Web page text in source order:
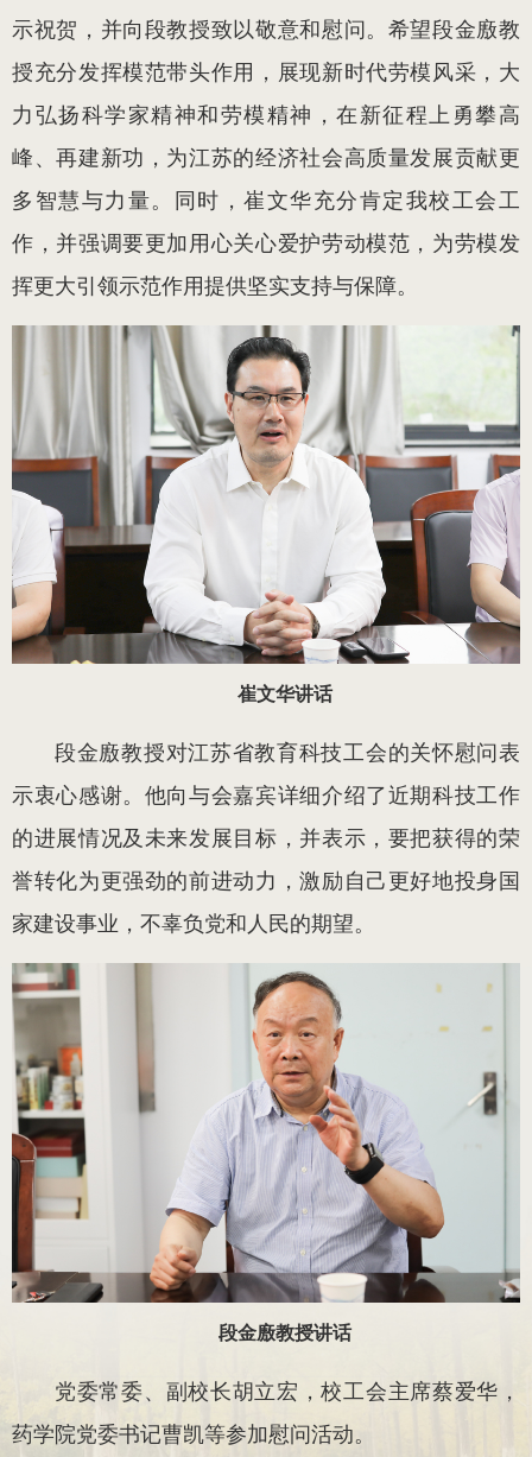
示祝贺，并向段教授致以敬意和慰问。希望段金廒教
授充分发挥模范带头作用，展现新时代劳模风采，大
力弘扬科学家精神和劳模精神，在新征程上勇攀高
峰、再建新功，为江苏的经济社会高质量发展贡献更
多智慧与力量。同时，崔文华充分肯定我校工会工
作，并强调要更加用心关心爱护劳动模范，为劳模发
挥更大引领示范作用提供坚实支持与保障。
崔文华讲话
段金廒教授对江苏省教育科技工会的关怀慰问表
示衷心感谢。他向与会嘉宾详细介绍了近期科技工作
的进展情况及未来发展目标，并表示，要把获得的荣
誉转化为更强劲的前进动力，激励自己更好地投身国
家建设事业，不辜负党和人民的期望。
段金廒教授讲话
党委常委、副校长胡立宏，校工会主席蔡爱华，
药学院党委书记曹凯等参加慰问活动。